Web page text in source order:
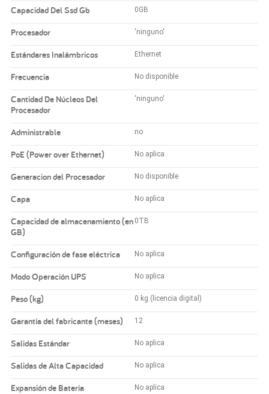
Capacidad Del Ssd Gb 0GB
Procesador 'ninguno'
Estándares Inalámbricos Ethernet
Frecuencia No disponible
Cantidad De Núcleos Del
Procesador
'ninguno'
Administrable no
PoE (Power over Ethernet) No aplica
Generacion del Procesador No disponible
Capa No aplica
Capacidad de almacenamiento (en
GB)
0TB
Configuración de fase eléctrica No aplica
Modo Operación UPS No aplica
Peso (kg) 0 kg (licencia digital)
Garantía del fabricante (meses) 12
Salidas Estándar No aplica
Salidas de Alta Capacidad No aplica
Expansión de Batería No aplica